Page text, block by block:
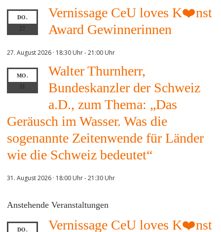
DO.
27
Vernissage CeU loves K❤️nst
Award Gewinnerinnen
27. August 2026 · 18:30 Uhr-21:00 Uhr
MO.
Walter Thurnherr,
Bundeskanzler der Schweiz
a.D., zum Thema: „Das
Geräusch im Wasser. Was die
sogenannte Zeitenwende für Länder
wie die Schweiz bedeutet“
31. August 2026 · 18:00 Uhr-21:30 Uhr
Anstehende Veranstaltungen
DO. Vernissage CeU loves K❤️nst